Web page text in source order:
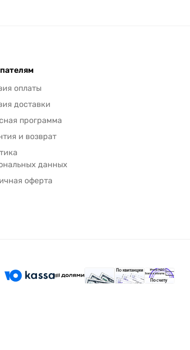
оплаты
доставки
программа
и возврат
данных
оферта